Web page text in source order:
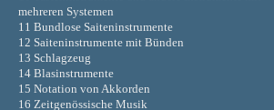
mehreren Systemen
11 Bundlose Saiteninstrumente
12 Saiteninstrumente mit Bünden
13 Schlagzeug
14 Blasinstrumente
15 Notation von Akkorden
16 Zeitgenössische Musik